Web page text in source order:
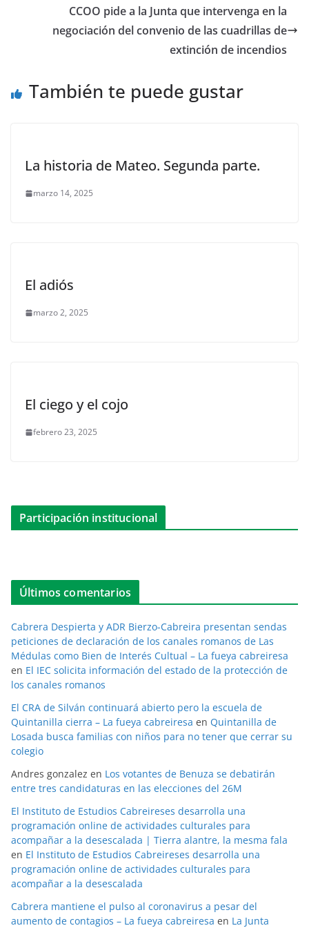
CCOO pide a la Junta que intervenga en la
negociación del convenio de las cuadrillas de
extinción de incendios
También te puede gustar
La historia de Mateo. Segunda parte.
marzo 14, 2025
El adiós
marzo 2, 2025
El ciego y el cojo
febrero 23, 2025
Participación institucional
Últimos comentarios
Cabrera Despierta y ADR Bierzo-Cabreira presentan sendas
peticiones de declaración de los canales romanos de Las
Médulas como Bien de Interés Cultual – La fueya cabreiresa
en El IEC solicita información del estado de la protección de
los canales romanos
El CRA de Silván continuará abierto pero la escuela de
Quintanilla cierra – La fueya cabreiresa en Quintanilla de
Losada busca familias con niños para no tener que cerrar su
colegio
Andres gonzalez en Los votantes de Benuza se debatirán
entre tres candidaturas en las elecciones del 26M
El Instituto de Estudios Cabreireses desarrolla una
programación online de actividades culturales para
acompañar a la desescalada | Tierra alantre, la mesma fala
en El Instituto de Estudios Cabreireses desarrolla una
programación online de actividades culturales para
acompañar a la desescalada
Cabrera mantiene el pulso al coronavirus a pesar del
aumento de contagios – La fueya cabreiresa en La Junta